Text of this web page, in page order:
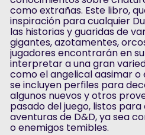
como extrañas. Este libro,
inspiración para cualquier
las historias y guaridas de
gigantes, azotamentes,
jugadores encontrarán en
interpretar a una gran
como el angelical aasimar o
se incluyen perfiles para
algunos nuevos y otros
pasado del juego, listos
aventuras de D&D, ya sea
o enemigos temibles.